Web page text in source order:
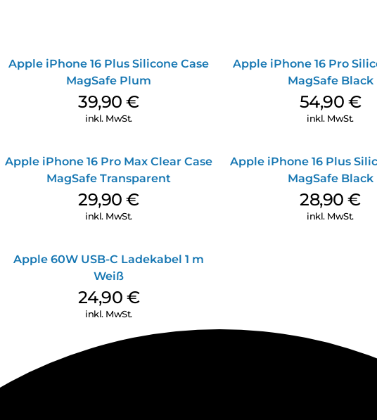
Apple iPhone 16 Plus Silicone Case
MagSafe Plum
39,90€
inkl. MwSt.
Apple iPhone 16 Pro
MagSafe Black
54,90 €
inkl. MwSt.
Apple iPhone 16 Pro Max Clear Case
MagSafe Transparent
29,90€
inkl. MwSt.
Apple iPhone 16 Plus
MagSafe Black
28,90€
inkl. MwSt.
Apple 60W USB-C Ladekabel 1 m
Weiß
24,90 €
inkl. MwSt.